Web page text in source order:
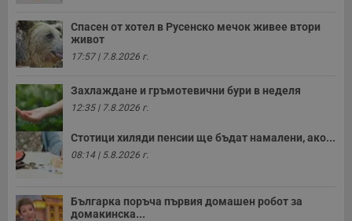
Спасен от хотел в Русенско мечок живее втори
живот
17:57 | 7.8.2026 г.
Захлаждане и гръмотевични бури в неделя
12:35 | 7.8.2026 г.
Стотици хиляди пенсии ще бъдат намалени, ако...
08:14 | 5.8.2026 г.
Българка поръча първия домашен робот за
домакинска...